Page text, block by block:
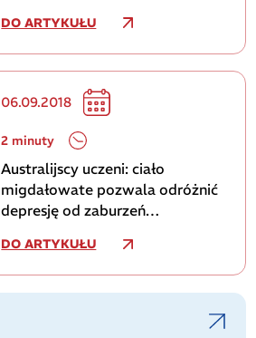
DO ARTYKUŁU
06.09.2018
2 minuty
Australijscy uczeni: ciało
migdałowate pozwala odróżnić
depresję od zaburzeń
DO ARTYKUŁU